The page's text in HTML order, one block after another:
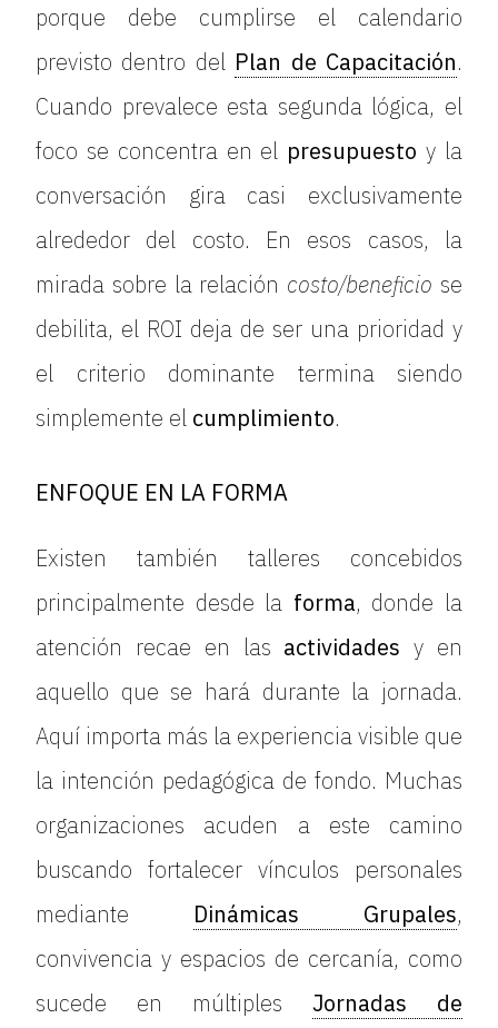
porque debe cumplirse el calendario
previsto dentro del Plan de Capacitación.
Cuando prevalece esta segunda lógica, el
foco se concentra en el presupuesto y la
conversación gira casi exclusivamente
alrededor del costo. En esos casos, la
mirada sobre la relación costo/beneficio se
debilita, el ROI deja de ser una prioridad y
el criterio dominante termina siendo
simplemente el cumplimiento.
ENFOQUE EN LA FORMA
Existen también talleres concebidos
principalmente desde la forma, donde la
atención recae en las actividades y en
aquello que se hará durante la jornada.
Aquí importa más la experiencia visible que
la intención pedagógica de fondo. Muchas
organizaciones acuden a este camino
buscando fortalecer vínculos personales
mediante Dinámicas Grupales,
convivencia y espacios de cercanía, como
sucede en múltiples Jornadas de